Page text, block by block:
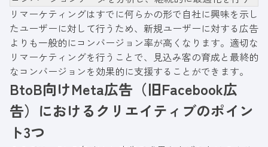
リマーケティングはすでに何らかの形で自社に興味を示し
たユーザーに対して行うため、新規ユーザーに対する広告
よりも一般的にコンバージョン率が高くなります。適切な
リマーケティングを行うことで、見込み客の育成と最終的
なコンバージョンを効果的に支援することができます。
BtoB向けMeta広告（旧Facebook広
告）におけるクリエイティブのポイン
ト3つ